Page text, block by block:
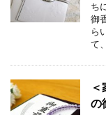
ち
御
ら
て
の